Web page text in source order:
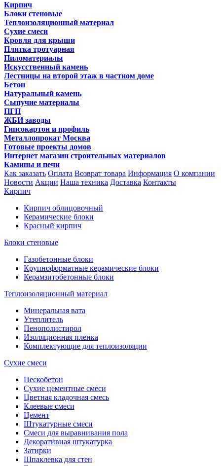
Кирпич
Блоки стеновые
Теплоизоляционный материал
Сухие смеси
Кровля для крыши
Плитка тротуарная
Пиломатериалы
Искусственный камень
Лестницы на второй этаж в частном доме
Бетон
Натуральный камень
Сыпучие материалы
ПГП
ЖБИ заводы
Гипсокартон и профиль
Металлопрокат Москва
Готовые проекты домов
Интернет магазин строительных материалов
Камины и печи
Как заказать Оплата Возврат товара Информация О компании
Новости Акции Наша техника Доставка Контакты
Кирпич
Кирпич облицовочный
Керамические блоки
Красный кирпич
Блоки стеновые
Газобетонные блоки
Крупноформатные керамические блоки
Керамзитобетонные блоки
Теплоизоляционный материал
Минеральная вата
Утеплитель
Пенополистирол
Изоляционная пленка
Комплектующие для теплоизоляции
Сухие смеси
Пескобетон
Сухие цементные смеси
Цветная кладочная смесь
Клеевые смеси
Цемент
Штукатурные смеси
Смеси для выравнивания пола
Декоративная штукатурка
Затирки
Шпаклевка для стен